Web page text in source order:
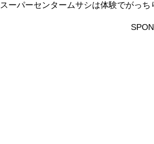
スーパーセンタームサシは体験でがっち